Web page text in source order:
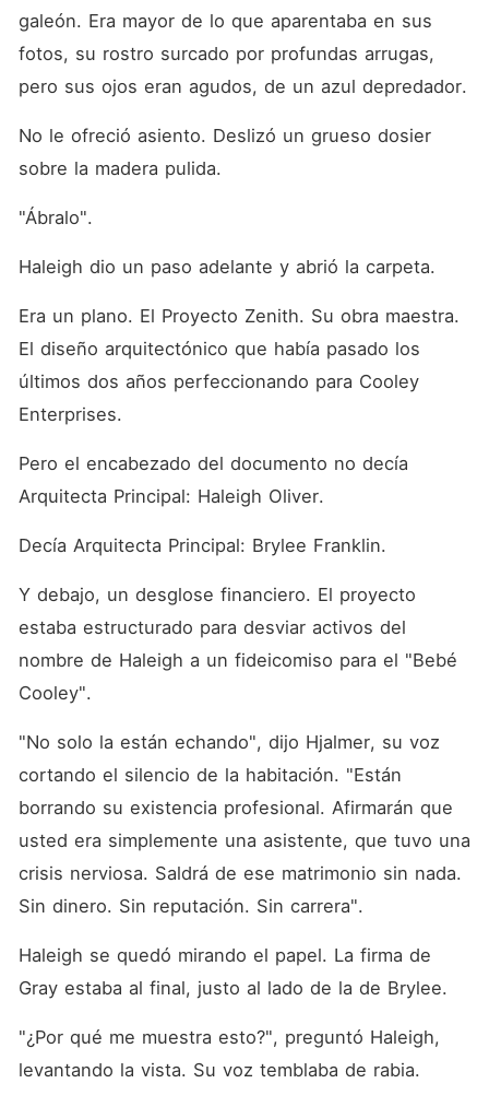
galeón. Era mayor de lo que aparentaba en sus
fotos, su rostro surcado por profundas arrugas,
pero sus ojos eran agudos, de un azul depredador.
No le ofreció asiento. Deslizó un grueso dosier
sobre la madera pulida.
"Ábralo".
Haleigh dio un paso adelante y abrió la carpeta.
Era un plano. El Proyecto Zenith. Su obra maestra.
El diseño arquitectónico que había pasado los
últimos dos años perfeccionando para Cooley
Enterprises.
Pero el encabezado del documento no decía
Arquitecta Principal: Haleigh Oliver.
Decía Arquitecta Principal: Brylee Franklin.
Y debajo, un desglose financiero. El proyecto
estaba estructurado para desviar activos del
nombre de Haleigh a un fideicomiso para el "Bebé
Cooley".
"No solo la están echando", dijo Hjalmer, su voz
cortando el silencio de la habitación. "Están
borrando su existencia profesional. Afirmarán que
usted era simplemente una asistente, que tuvo una
crisis nerviosa. Saldrá de ese matrimonio sin nada.
Sin dinero. Sin reputación. Sin carrera".
Haleigh se quedó mirando el papel. La firma de
Gray estaba al final, justo al lado de la de Brylee.
"¿Por qué me muestra esto?", preguntó Haleigh,
levantando la vista. Su voz temblaba de rabia.